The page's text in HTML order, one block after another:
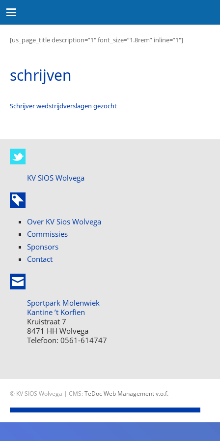
[us_page_title description=”1″ font_size=”1.8rem” inline=”1″]
schrijven
Schrijver wedstrijdverslagen gezocht
KV SIOS Wolvega
Over KV Sios Wolvega
Commissies
Sponsors
Contact
Sportpark Molenwiek
Kantine ’t Korfien
Kruistraat 7
8471 HH Wolvega
Telefoon: 0561-614747
© KV SIOS Wolvega | CMS: TeDoc Web Management v.o.f.